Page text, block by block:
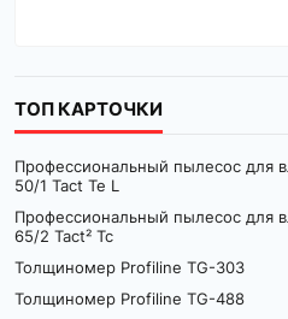
ТОП КАРТОЧКИ
Профессиональный пылесос для
50/1 Tact Te L
Профессиональный пылесос для
65/2 Tact² Tc
Толщиномер Profiline TG-303
Толщиномер Profiline TG-488